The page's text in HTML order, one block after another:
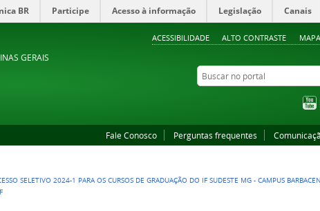
ACESSIBILIDADE ALTO CONTRASTE
BR Participe Acesso à informação Legislação Canais
GERAIS
Buscar no portal
Fale Conosco Perguntas frequentes
SELETIVO 2024-1 PARA OS CURSOS DE GRADUAÇÃO DO IF SUDESTE MG - CAMPUS